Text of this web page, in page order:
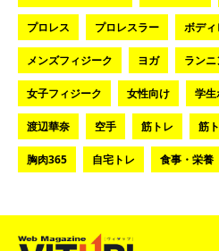
プロレス プロレスラー ボディ
メンズフィジーク ヨガ ラン
女子フィジーク 女性向け 学生
渡辺華奈 空手 筋トレ 筋
胸肉365 自宅トレ 食事・栄養